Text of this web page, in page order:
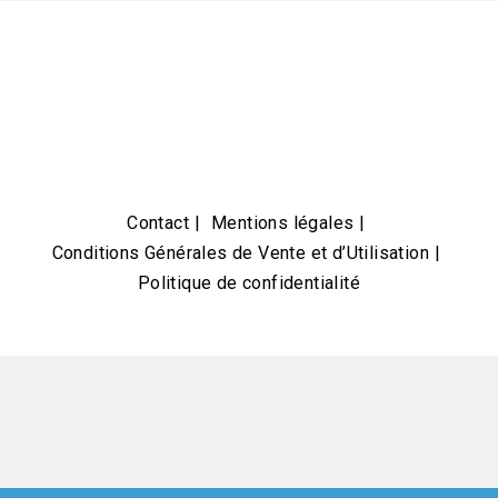
Contact
Mentions légales
Conditions Générales de Vente et d’Utilisation
Politique de confidentialité